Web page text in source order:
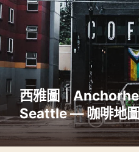
西雅圖｜
Seattle — 咖啡地